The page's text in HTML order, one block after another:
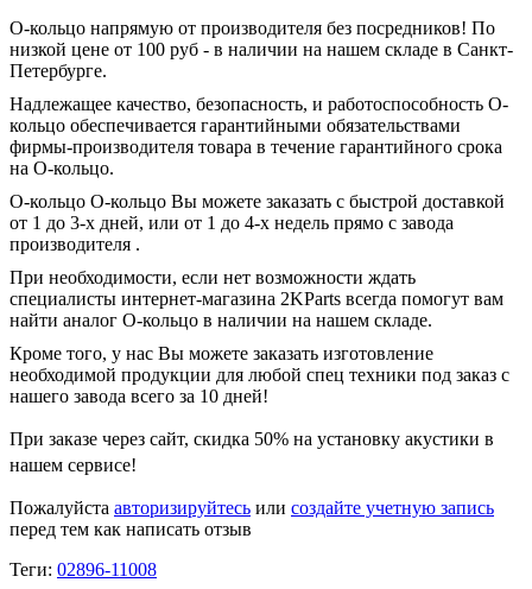
О-кольцо напрямую от производителя без посредников! По
низкой цене от 100 руб - в наличии на нашем складе в Санкт-
Петербурге.
Надлежащее качество, безопасность, и работоспособность О-
кольцо обеспечивается гарантийными обязательствами
фирмы-производителя товара в течение гарантийного срока
на О-кольцо.
О-кольцо О-кольцо Вы можете заказать с быстрой доставкой
от 1 до 3-х дней, или от 1 до 4-х недель прямо с завода
производителя .
При необходимости, если нет возможности ждать
специалисты интернет-магазина 2KParts всегда помогут вам
найти аналог О-кольцо в наличии на нашем складе.
Кроме того, у нас Вы можете заказать изготовление
необходимой продукции для любой спец техники под заказ с
нашего завода всего за 10 дней!
При заказе через сайт, скидка 50% на установку акустики в
нашем сервисе!
Пожалуйста авторизируйтесь или создайте учетную запись
перед тем как написать отзыв
Теги: 02896-11008